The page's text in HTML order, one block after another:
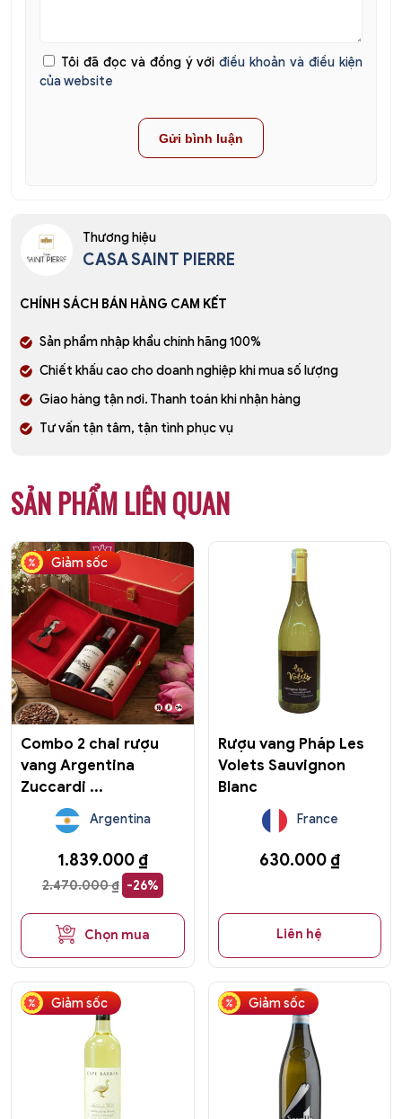
Tôi đã đọc và đồng ý vớiđiều khoản và điều kiện
của website
Thương hiệu
CASA SAINT PIERRE
CHÍNH SÁCH BÁN HÀNG CAM KẾT
Sản phẩm nhập khẩu chính hãng 100%
Chiết khấu cao cho doanh nghiệp khi mua số lượng
Giao hàng tận nơi. Thanh toán khi nhận hàng
Tư vấn tận tâm, tận tình phục vụ
SẢN PHẨM LIÊN QUAN
Giảm sốc
Combo 2 chai rượu
vang Argentina
Zuccardi ...
Argentina
2.470.000₫ -26%
1.839.000 ₫
Chọn mua
Rượu vang Pháp Les
Volets Sauvignon
Blanc
France
630.000 ₫
Liên hệ
Giảm sốc Giảm sốc